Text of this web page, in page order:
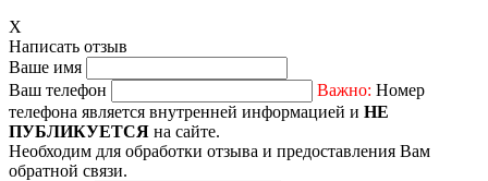
X
Написать отзыв
Ваше имя
Ваш телефон
Важно: Номер
телефона является внутренней информацией и НЕ
ПУБЛИКУЕТСЯ на сайте.
Необходим для обработки отзыва и предоставления Вам
обратной связи.